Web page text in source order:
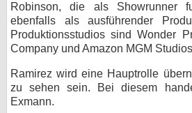
Robinson, die als Showrunner
ebenfalls als ausführender
Produktionsstudios sind Wonder
Company und Amazon MGM
Ramirez wird eine Hauptrolle
zu sehen sein. Bei diesem
Exmann.
Desktop-